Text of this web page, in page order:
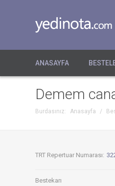
ANASAYFA
Demem
Burdasınız: Anasayfa /
TRT Repertuar Numarası:
Bestekarı